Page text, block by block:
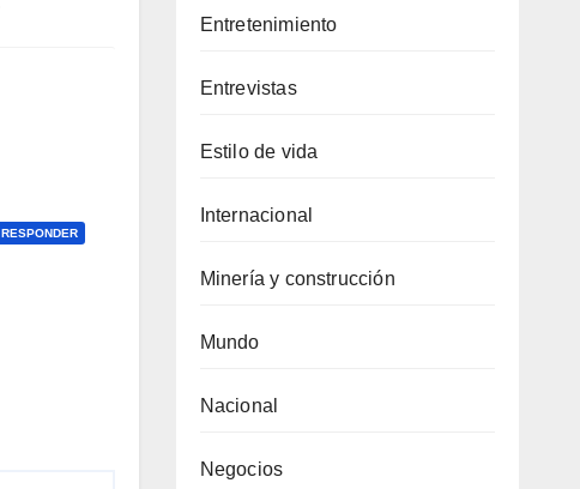
RESPONDER
Entretenimiento
Entrevistas
Estilo de vida
Internacional
Minería y construcción
Mundo
Nacional
Negocios